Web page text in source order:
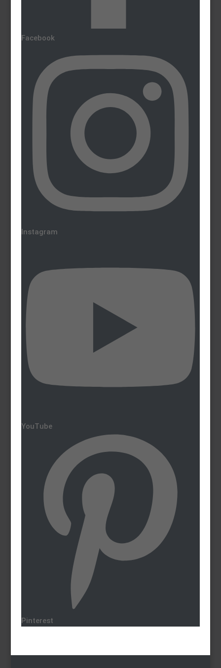
Facebook
Instagram
YouTube
Pinterest